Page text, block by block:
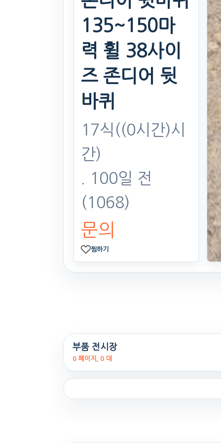
135~150마
력 휠 38사이
즈 존디어 뒷
바퀴
17식((0시간)시
간)
. 100일 전
(1068)
문의
찜하기
부품 전시장
0 페이지, 0 대